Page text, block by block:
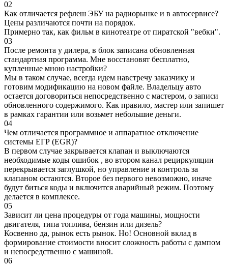
02
Как отличается рефлеш ЭБУ на радиорынке и в автосервисе?
Цены различаются почти на порядок.
Примерно так, как фильм в кинотеатре от пиратской "вебки".
03
После ремонта у дилера, в блок записана обновленная
стандартная программа. Мне восстановят бесплатно,
купленные мною настройки?
Мы в таком случае, всегда идем навстречу заказчику и
готовим модификацию на новом файле. Владельцу авто
остается договориться непосредственно с мастером, о записи
обновленного содержимого. Как правило, мастер или запишет
в рамках гарантии или возьмет небольшие деньги.
04
Чем отличается программное и аппаратное отключение
системы ЕГР (EGR)?
В первом случае закрывается клапан и выключаются
необходимые коды ошибок , во втором канал рециркуляции
перекрывается заглушкой, но управление и контроль за
клапаном остаются. Второе без первого невозможно, иначе
будут биться коды и включится аварийный режим. Поэтому
делается в комплексе.
05
Зависит ли цена процедуры от года машины, мощности
двигателя, типа топлива, бензин или дизель?
Косвенно да, рынок есть рынок. Но! Основной вклад в
формирование стоимости вносит сложность работы с дампом
и непосредственно с машиной.
06